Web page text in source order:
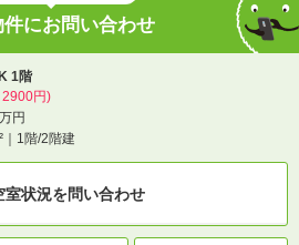
件にお問い合わせ
1階
円)
円
｜1階/2階建
室状況を問い合わせ